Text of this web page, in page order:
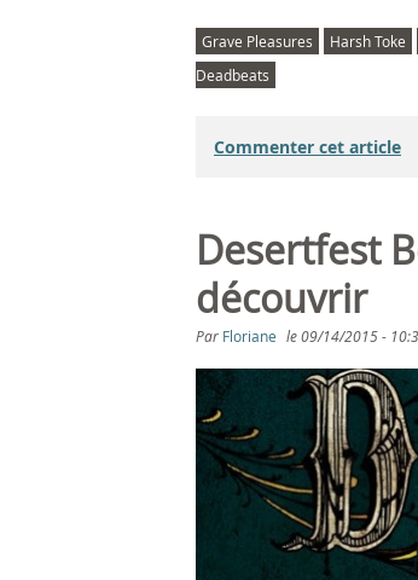
Grave Pleasures Harsh Toke
Deadbeats
Commenter cet article
Desertfest
découvrir
Par Floriane le09/14/2015 -